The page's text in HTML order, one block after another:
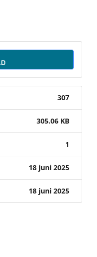
307
305.06 KB
1
18 juni 2025
18 juni 2025